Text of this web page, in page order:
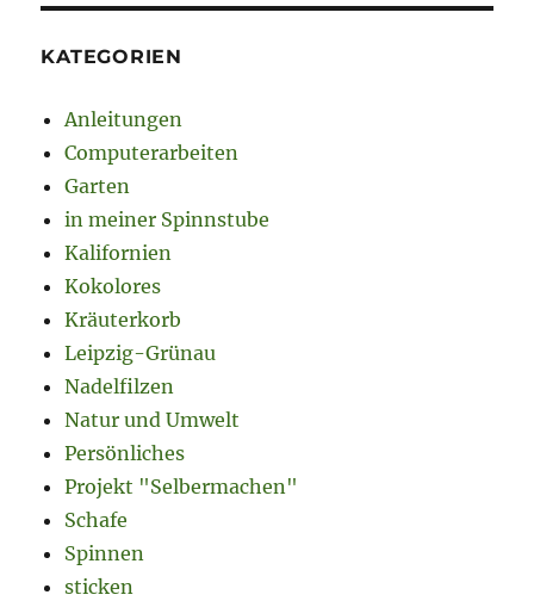
KATEGORIEN
Anleitungen
Computerarbeiten
Garten
in meiner Spinnstube
Kalifornien
Kokolores
Kräuterkorb
Leipzig-Grünau
Nadelfilzen
Natur und Umwelt
Persönliches
Projekt "Selbermachen"
Schafe
Spinnen
sticken